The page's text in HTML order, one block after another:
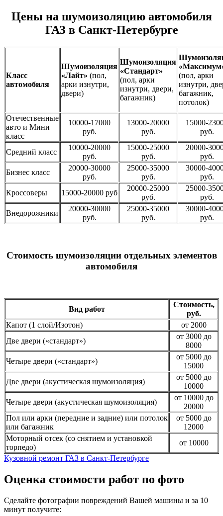
Цены на шумоизоляцию автомобиля
ГАЗ в Санкт-Петербурге
Класс
автомобиля
Шумоизоляция
«Лайт» (пол,
арки изнутри,
двери)
Шумоизоляция
«Стандарт»
(пол, арки
изнутри, двери,
багажник)
(пол, арки
изнутри,
багажник,
потолок)
Отечественные
авто и Мини
класс
10000-17000
руб.
13000-20000
руб.
15000-
руб.
Средний класс
10000-20000
руб.
15000-25000
руб.
20000-
руб.
Бизнес класс
20000-30000
руб.
25000-35000
руб.
30000-
руб.
Кроссоверы
15000-20000 руб
20000-25000
руб.
25000-
руб.
Внедорожники
20000-30000
руб.
25000-35000
руб.
30000-
руб.
Стоимость шумоизоляции отдельных элементов
автомобиля
Вид работ
Стоимость,
руб.
Капот (1 слой/Изотон)
от 2000
Две двери («стандарт»)
от 3000 до
8000
Четыре двери («стандарт»)
от 5000 до
15000
Две двери (акустическая шумоизоляция)
от 5000 до
10000
Четыре двери (акустическая шумоизоляция)
от 10000 до
20000
Пол или арки (передние и задние) или потолок
или багажник
от 5000 до
12000
Моторный отсек (со снятием и установкой
торпедо)
от 10000
Кузовной ремонт ГАЗ в Санкт-Петербурге
Оценка стоимости работ по фото
Сделайте фотографии повреждений Вашей машины и за 10
минут получите: